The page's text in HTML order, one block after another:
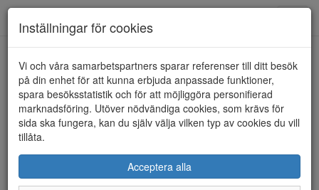
HEM SHEPHERD OF SWEDEN
Inställningar för cookies
Vi och våra samarbetspartners sparar referenser till ditt besök
på din enhet för att kunna erbjuda anpassade funktioner,
spara besöksstatistik och för att möjliggöra personifierad
marknadsföring. Utöver nödvändiga cookies, som krävs för
sida ska fungera, kan du själv välja vilken typ av cookies du vill
tillåta.
Acceptera alla